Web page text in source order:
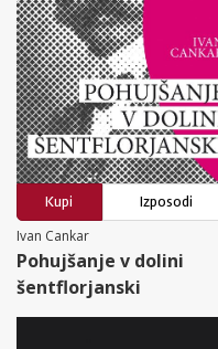
Kupi
Izposodi
Ivan Cankar
Pohujšanje v dolini
šentflorjanski